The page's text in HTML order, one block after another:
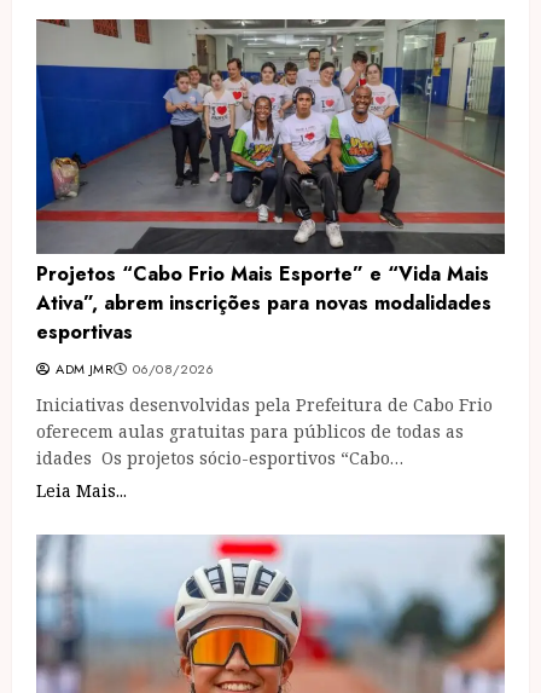
Projetos “Cabo Frio Mais Esporte” e “Vida Mais
Ativa”, abrem inscrições para novas modalidades
esportivas
ADM JMR 06/08/2026
Iniciativas desenvolvidas pela Prefeitura de Cabo Frio
oferecem aulas gratuitas para públicos de todas as
idades Os projetos sócio-esportivos “Cabo…
Leia Mais...